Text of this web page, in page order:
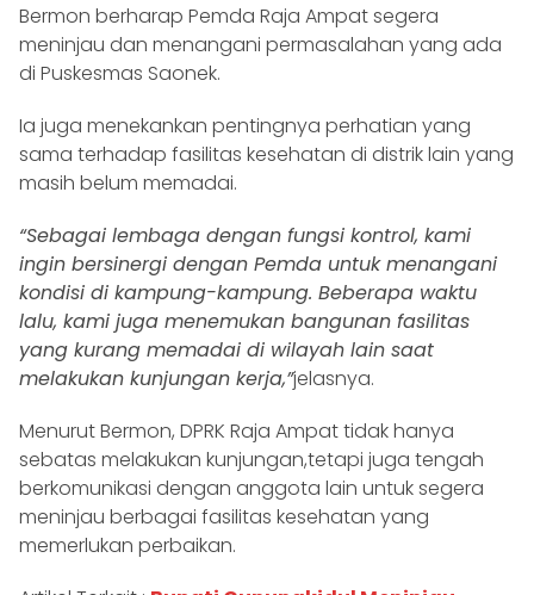
Bermon berharap Pemda Raja Ampat segera
meninjau dan menangani permasalahan yang ada
di Puskesmas Saonek.
Ia juga menekankan pentingnya perhatian yang
sama terhadap fasilitas kesehatan di distrik lain yang
masih belum memadai.
“Sebagai lembaga dengan fungsi kontrol, kami
ingin bersinergi dengan Pemda untuk menangani
kondisi di kampung-kampung. Beberapa waktu
lalu, kami juga menemukan bangunan fasilitas
yang kurang memadai di wilayah lain saat
melakukan kunjungan kerja,”jelasnya.
Menurut Bermon, DPRK Raja Ampat tidak hanya
sebatas melakukan kunjungan,tetapi juga tengah
berkomunikasi dengan anggota lain untuk segera
meninjau berbagai fasilitas kesehatan yang
memerlukan perbaikan.